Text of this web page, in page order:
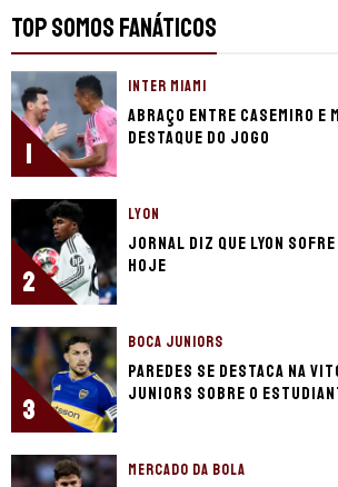
TOP SOMOS FANÁTICOS
1
INTER MIAMI
Abraço entre Casemiro e
destaque do jogo
2
LYON
Jornal diz que Lyon sofre
hoje
3
BOCA JUNIORS
Paredes se destaca na
Juniors sobre o
MERCADO DA BOLA